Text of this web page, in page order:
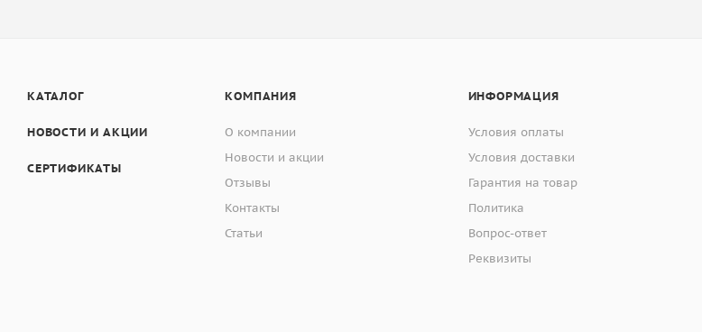
КАТАЛОГ
НОВОСТИ И АКЦИИ
СЕРТИФИКАТЫ
КОМПАНИЯ
О компании
Новости и акции
Отзывы
Контакты
Статьи
ИНФОРМАЦИЯ
Условия оплаты
Условия доставки
Гарантия на товар
Политика
Вопрос-ответ
Реквизиты